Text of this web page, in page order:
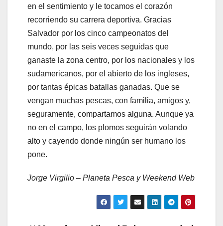
en el sentimiento y le tocamos el corazón
recorriendo su carrera deportiva. Gracias
Salvador por los cinco campeonatos del
mundo, por las seis veces seguidas que
ganaste la zona centro, por los nacionales y los
sudamericanos, por el abierto de los ingleses,
por tantas épicas batallas ganadas. Que se
vengan muchas pescas, con familia, amigos y,
seguramente, compartamos alguna. Aunque ya
no en el campo, los plomos seguirán volando
alto y cayendo donde ningún ser humano los
pone.
Jorge Virgilio – Planeta Pesca y Weekend Web